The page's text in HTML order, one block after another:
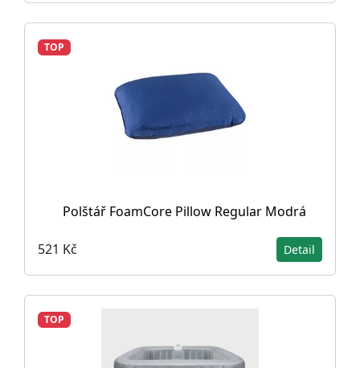
TOP
Polštář FoamCore Pillow Regular Modrá
521 Kč Detail
TOP